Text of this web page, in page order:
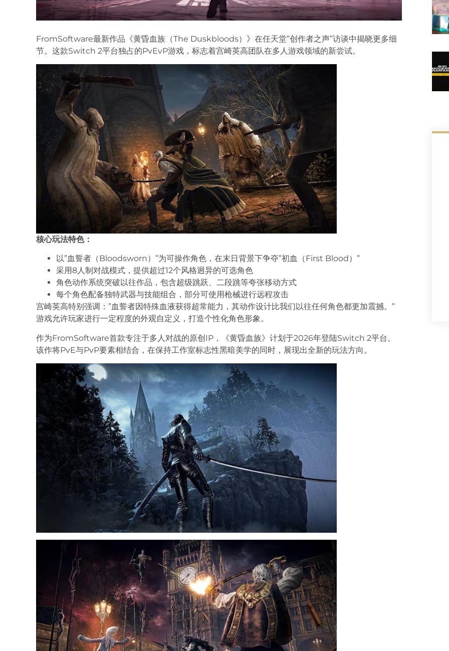
FromSoftware最新作品《黄昏血族（The Duskbloods）》在任天堂”创作者之声”访谈中揭晓更多细
节。这款Switch 2平台独占的PvEvP游戏，标志着宫崎英高团队在多人游戏领域的新尝试。
核心玩法特色：
以”血誓者（Bloodsworn）”为可操作角色，在末日背景下争夺”初血（First Blood）”
采用8人制对战模式，提供超过12个风格迥异的可选角色
角色动作系统突破以往作品，包含超级跳跃、二段跳等夸张移动方式
每个角色配备独特武器与技能组合，部分可使用枪械进行远程攻击
宫崎英高特别强调：”血誓者因特殊血液获得超常能力，其动作设计比我们以往任何角色都更加震撼。”
游戏允许玩家进行一定程度的外观自定义，打造个性化角色形象。
作为FromSoftware首款专注于多人对战的原创IP，《黄昏血族》计划于2026年登陆Switch 2平台。
该作将PvE与PvP要素相结合，在保持工作室标志性黑暗美学的同时，展现出全新的玩法方向。